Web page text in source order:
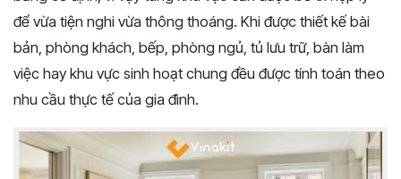
để vừa tiện nghi vừa thông thoáng. Khi được thiết kế bài
bản, phòng khách, bếp, phòng ngủ, tủ lưu trữ, bàn làm
việc hay khu vực sinh hoạt chung đều được tính toán theo
nhu cầu thực tế của gia đình.